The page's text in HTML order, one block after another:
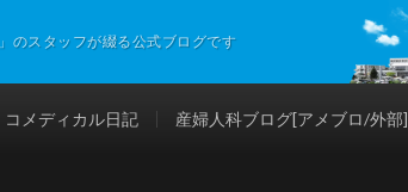
のスタッフが綴る公式ブログです
コメディカル日記 産婦人科ブログ[アメブロ/外部]